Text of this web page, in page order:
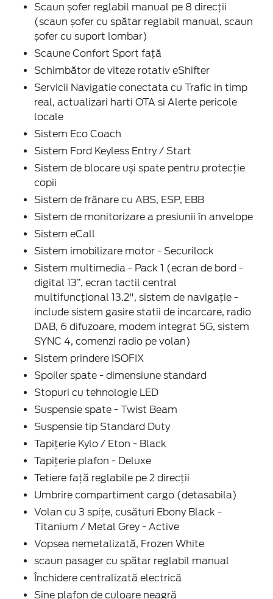
Scaun șofer reglabil manual pe 8 direcții
(scaun șofer cu spătar reglabil manual, scaun
șofer cu suport lombar)
Scaune Confort Sport față
Schimbător de viteze rotativ eShifter
Servicii Navigatie conectata cu Trafic in timp
real, actualizari harti OTA si Alerte pericole
locale
Sistem Eco Coach
Sistem Ford Keyless Entry / Start
Sistem de blocare uși spate pentru protecție
copii
Sistem de frânare cu ABS, ESP, EBB
Sistem de monitorizare a presiunii în anvelope
Sistem eCall
Sistem imobilizare motor - Securilock
Sistem multimedia - Pack 1 (ecran de bord -
digital 13”, ecran tactil central
multifuncțional 13.2", sistem de navigație -
include sistem gasire statii de incarcare, radio
DAB, 6 difuzoare, modem integrat 5G, sistem
SYNC 4, comenzi radio pe volan)
Sistem prindere ISOFIX
Spoiler spate - dimensiune standard
Stopuri cu tehnologie LED
Suspensie spate - Twist Beam
Suspensie tip Standard Duty
Tapițerie Kylo / Eton - Black
Tapițerie plafon - Deluxe
Tetiere față reglabile pe 2 direcții
Umbrire compartiment cargo (detasabila)
Volan cu 3 spițe, cusături Ebony Black -
Titanium / Metal Grey - Active
Vopsea nemetalizată, Frozen White
scaun pasager cu spătar reglabil manual
Închidere centralizată electrică
Șine plafon de culoare neagră